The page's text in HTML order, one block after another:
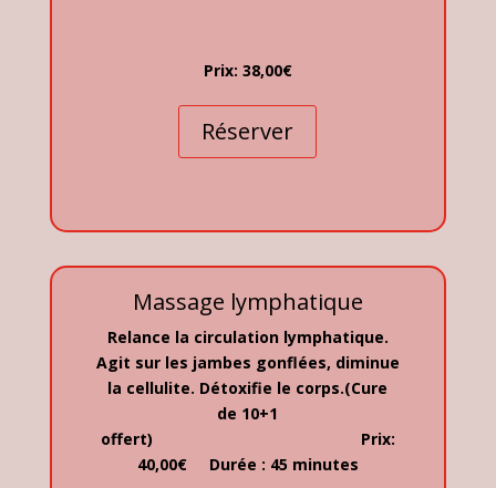
Prix: 38,00€
Réserver
Massage lymphatique
Relance la circulation lymphatique.
Agit sur les jambes gonflées, diminue
la cellulite. Détoxifie le corps.(Cure
de 10+1
offert) Prix:
40,00€ Durée : 45 minutes